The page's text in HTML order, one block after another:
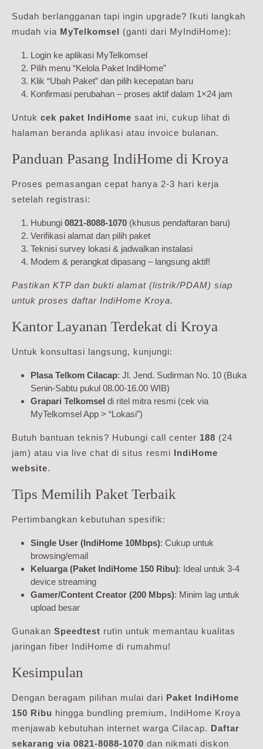
Sudah berlangganan tapi ingin upgrade? Ikuti langkah
mudah via MyTelkomsel (ganti dari MyIndiHome):
Login ke aplikasi MyTelkomsel
Pilih menu “Kelola Paket IndiHome”
Klik “Ubah Paket” dan pilih kecepatan baru
Konfirmasi perubahan – proses aktif dalam 1×24 jam
Untuk cek paket IndiHome saat ini, cukup lihat di
halaman beranda aplikasi atau invoice bulanan.
Panduan Pasang IndiHome di Kroya
Proses pemasangan cepat hanya 2-3 hari kerja
setelah registrasi:
Hubungi 0821-8088-1070 (khusus pendaftaran baru)
Verifikasi alamat dan pilih paket
Teknisi survey lokasi & jadwalkan instalasi
Modem & perangkat dipasang – langsung aktif!
Pastikan KTP dan bukti alamat (listrik/PDAM) siap
untuk proses daftar IndiHome Kroya.
Kantor Layanan Terdekat di Kroya
Untuk konsultasi langsung, kunjungi:
Plasa Telkom Cilacap: Jl. Jend. Sudirman No. 10 (Buka
Senin-Sabtu pukul 08.00-16.00 WIB)
Grapari Telkomsel di ritel mitra resmi (cek via
MyTelkomsel App > “Lokasi”)
Butuh bantuan teknis? Hubungi call center 188 (24
jam) atau via live chat di situs resmi IndiHome
website.
Tips Memilih Paket Terbaik
Pertimbangkan kebutuhan spesifik:
Single User (IndiHome 10Mbps): Cukup untuk
browsing/email
Keluarga (Paket IndiHome 150 Ribu): Ideal untuk 3-4
device streaming
Gamer/Content Creator (200 Mbps): Minim lag untuk
upload besar
Gunakan Speedtest rutin untuk memantau kualitas
jaringan fiber IndiHome di rumahmu!
Kesimpulan
Dengan beragam pilihan mulai dari Paket IndiHome
150 Ribu hingga bundling premium, IndiHome Kroya
menjawab kebutuhan internet warga Cilacap. Daftar
sekarang via 0821-8088-1070 dan nikmati diskon